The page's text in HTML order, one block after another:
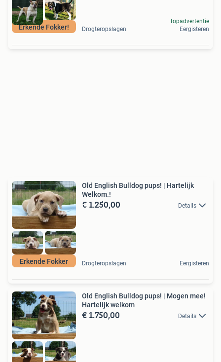
Erkende Fokker! Drogteropslagen
Topadvertentie
Eergisteren
Erkende Fokker
Old English Bulldog pups! | Hartelijk
Welkom.!
€ 1.250,00 Details
Drogteropslagen Eergisteren
Old English Bulldog pups! | Mogen mee!
Hartelijk welkom
€ 1.750,00 Details